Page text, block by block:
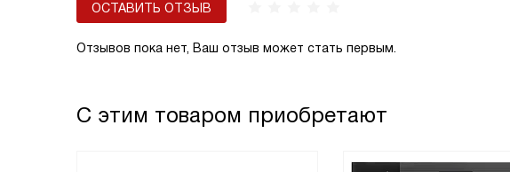
ОСТАВИТЬ ОТЗЫВ
Отзывов пока нет, Ваш отзыв может стать первым.
С этим товаром приобретают